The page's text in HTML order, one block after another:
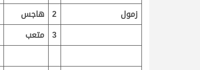
زمول
2 هاجس
3 متعب